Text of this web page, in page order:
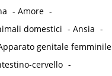
- Amore -
domestici - Ansia -
genitale femminile
cervello -